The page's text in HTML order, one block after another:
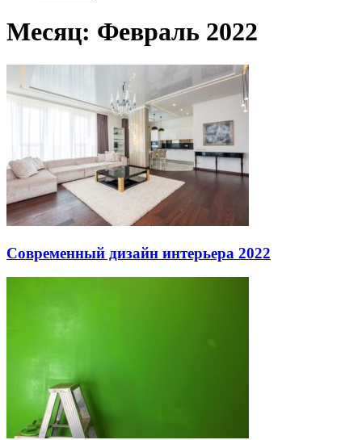
Месяц: Февраль 2022
Современный дизайн интерьера 2022